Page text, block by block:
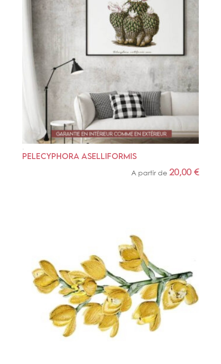
PELECYPHORA ASELLIFORMIS
A partir de 20,00€